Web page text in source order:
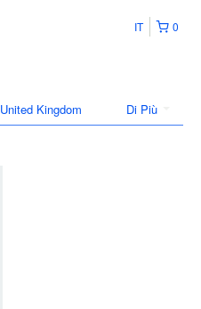
0
IT
Di Più
United Kingdom